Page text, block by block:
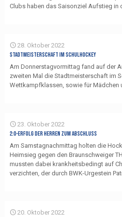
Clubs haben das Saisonziel Aufstieg in
28. Oktober 2022
Stadtmeisterschaft im Schulhockey
Am Donnerstagvormittag fand auf der
zweiten Mal die Stadtmeisterschaft im
Wettkampfklassen, sowie für Mädchen
23. Oktober 2022
2:0-Erfolg der Herren zum Abschluss
Am Samstagnachmittag holten die
Heimsieg gegen den Braunschweiger
mussten dabei krankheitsbedingt auf
verzichten, der durch BWK-Urgestein
20. Oktober 2022